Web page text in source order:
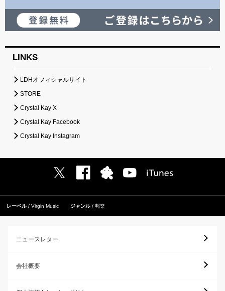
LINKS
LDHオフィシャルサイト
STORE
Crystal Kay X
Crystal Kay Facebook
Crystal Kay Instagram
レーベル Virgin Music ジャンル 邦楽
ニュースレター
会社概要